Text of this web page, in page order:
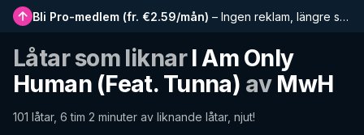
Bli Pro-medlem (fr. €2.59/mån) – Ingen reklam, längre spellistor, komplett historik och tidig tillgång till nya funktioner
Låtar som liknarI Am Only
Human (Feat. Tunna) av MwH
101 låtar, 6 tim 2 minuter av liknande låtar, njut!